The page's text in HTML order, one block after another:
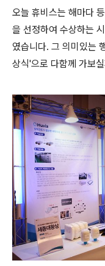
오늘 휴비스는 해마다
을 선정하여 수상하는
였습니다. 그 의미있는
상식'으로 다함께 가보